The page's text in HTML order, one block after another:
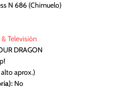
N 686 (Chimuelo)
Televisión
DRAGON
aprox.)
No